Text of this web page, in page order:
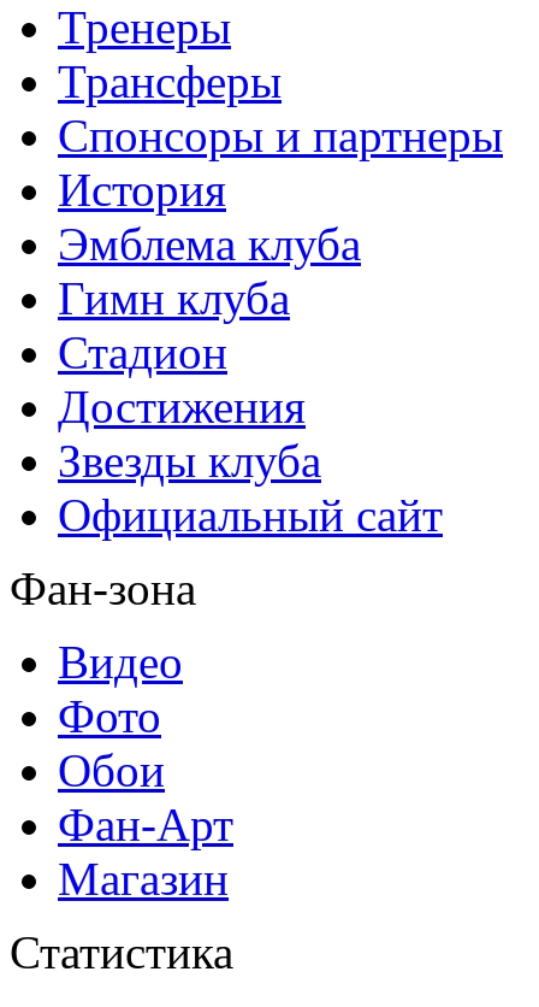
Тренеры
Трансферы
Спонсоры и партнеры
История
Эмблема клуба
Гимн клуба
Стадион
Достижения
Звезды клуба
Официальный сайт
Фан-зона
Видео
Фото
Обои
Фан-Арт
Магазин
Статистика